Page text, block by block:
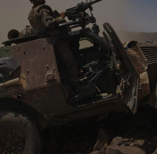
FORCES DE SÉCURITÉ